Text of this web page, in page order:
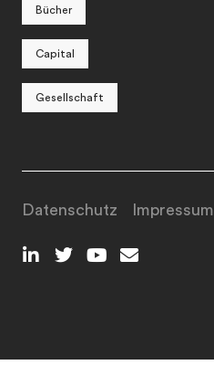
Bücher
Capital
Gesellschaft
Datenschutz Impressum